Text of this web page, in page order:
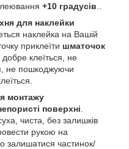
+10 градусів
для наклейки
наклейка на Вашій
приклеїти шматочок
добре клеїться, не
не пошкоджуючи
монтажу
поверхні
чиста, без залишків
рукою на
залишатися частинок/